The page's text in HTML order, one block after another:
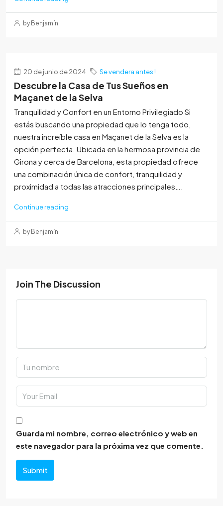
by Benjamín
20 de junio de 2024 Se vendera antes !
Descubre la Casa de Tus Sueños en
Maçanet de la Selva
Tranquilidad y Confort en un Entorno Privilegiado Si
estás buscando una propiedad que lo tenga todo,
nuestra increíble casa en Maçanet de la Selva es la
opción perfecta. Ubicada en la hermosa provincia de
Girona y cerca de Barcelona, esta propiedad ofrece
una combinación única de confort, tranquilidad y
proximidad a todas las atracciones principales….
Continue reading
by Benjamín
Join The Discussion
Guarda mi nombre, correo electrónico y web en
este navegador para la próxima vez que comente.
Submit